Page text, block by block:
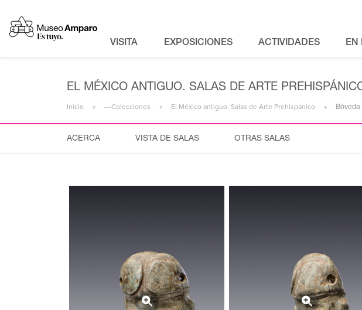
VISITA EXPOSICIONES ACTIVIDADES EN
EL MÉXICO ANTIGUO. SALAS DE ARTE
Inicio ---Colecciones El México antiguo. Salas de Arte Prehispánico
ACERCA VISTA DE SALAS OTRAS SALAS